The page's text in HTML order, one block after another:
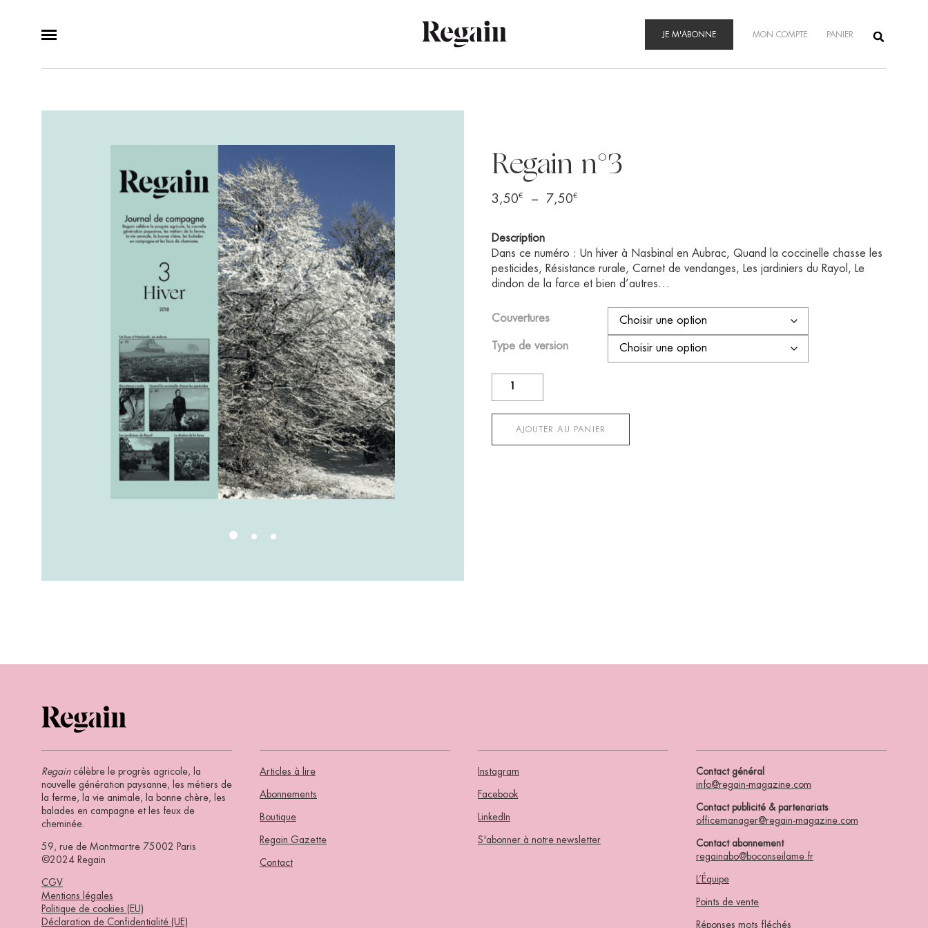
JE M'ABONNE MON COMPTE PANIER
Regain n°3
3,50€ – 7,50€
3,50€
à
7,50€
Description
Dans ce numéro : Un hiver à Nasbinal en Aubrac, Quand la coccinelle chasse les
pesticides, Résistance rurale, Carnet de vendanges, Les jardiniers du Rayol, Le
dindon de la farce et bien d’autres…
Couvertures
Type de version
quantité
AJOUTER AU PANIER
Regaincélèbre le progrès agricole, la
nouvelle génération paysanne, les métiers de
la ferme, la vie animale, la bonne chère, les
balades en campagne et les feux de
cheminée.
59, rue de Montmartre 75002 Paris
©2024 Regain
CGV
Mentions légales
Politique de cookies (EU)
Déclaration de Confidentialité (UE)
Articles à lire
Abonnements
Boutique
Regain Gazette
Contact
Instagram
Facebook
LinkedIn
S'abonner à notre newsletter
Contact général
info@regain-magazine.com
Contact publicité & partenariats
officemanager@regain-magazine.com
Contact abonnement
regainabo@boconseilame.fr
L’Équipe
Points de vente
Réponses mots fléchés